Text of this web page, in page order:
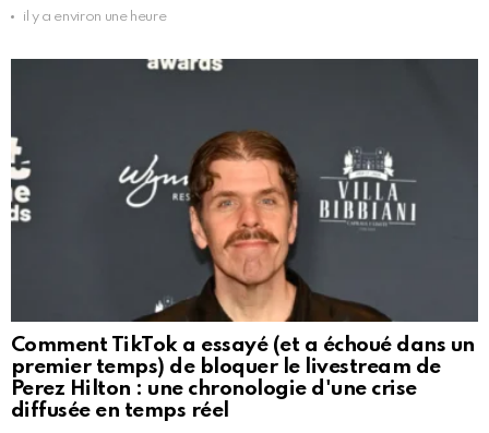
il y a environ une heure
Comment TikTok a essayé (et a échoué dans un
premier temps) de bloquer le livestream de
Perez Hilton : une chronologie d'une crise
diffusée en temps réel